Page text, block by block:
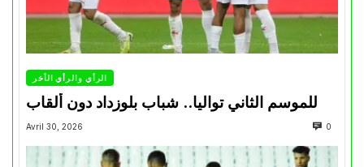
الرأي والرأي الأخر
للموسم الثاني تواليا.. شباب بلوزداد دون ألقاب
Avril 30, 2026 0